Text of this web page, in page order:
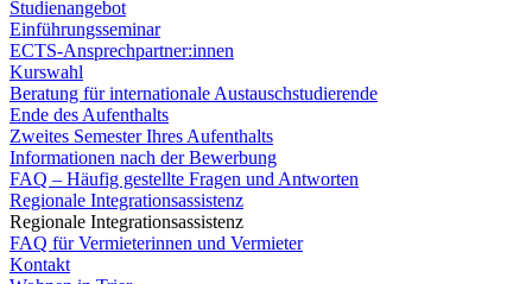
Studienangebot
Einführungsseminar
ECTS-Ansprechpartner:innen
Kurswahl
Beratung für internationale Austauschstudierende
Ende des Aufenthalts
Zweites Semester Ihres Aufenthalts
Informationen nach der Bewerbung
FAQ – Häufig gestellte Fragen und Antworten
Regionale Integrationsassistenz
Regionale Integrationsassistenz
FAQ für Vermieterinnen und Vermieter
Kontakt